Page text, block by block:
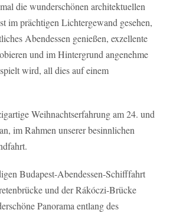
die wunderschönen architektuellen
im prächtigen Lichtergewand gesehen,
Abendessen genießen, exzellente
und im Hintergrund angenehme
wird, all dies auf einem
Weihnachtserfahrung am 24. und
an, im Rahmen unserer besinnlichen
Budapest-Abendessen-Schifffahrt
und der Rákóczi-Brücke
Panorama entlang des